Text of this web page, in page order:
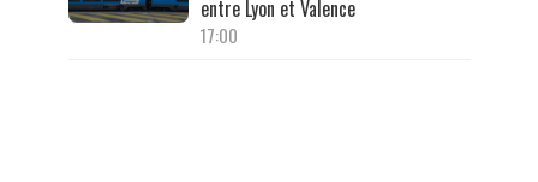
entre Lyon et Valence
17:00